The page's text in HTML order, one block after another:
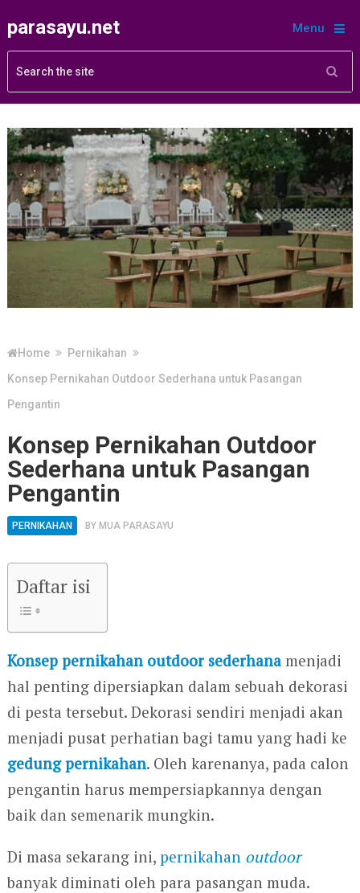
parasayu.net Menu
Home
Pernikahan
Konsep Pernikahan Outdoor Sederhana untuk Pasangan
Pengantin
Konsep Pernikahan Outdoor
Sederhana untuk Pasangan
Pengantin
PERNIKAHAN BY MUA PARASAYU
Daftar isi
Konsep pernikahan outdoor sederhanamenjadi
hal penting dipersiapkan dalam sebuah dekorasi
di pesta tersebut. Dekorasi sendiri menjadi akan
menjadi pusat perhatian bagi tamu yang hadi ke
gedung pernikahan. Oleh karenanya, pada calon
pengantin harus mempersiapkannya dengan
baik dan semenarik mungkin.
Di masa sekarang ini, pernikahan outdoor
banyak diminati oleh para pasangan muda.